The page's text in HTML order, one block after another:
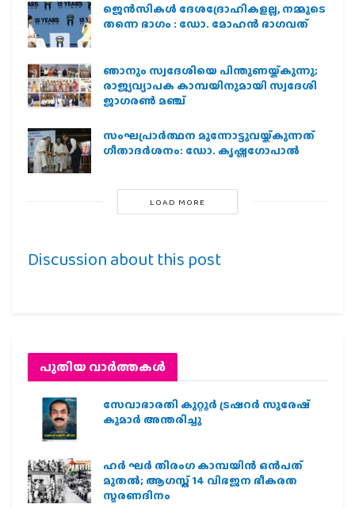
ജെന്‍സികള്‍ ദേശദ്രോഹികളല്ല, നമ്മുടെ
തന്നെ ഭാഗം : ഡോ. മോഹന്‍ ഭാഗവത്
ഞാനും സ്വദേശിയെ പിന്തുണയ്ക്കുന്നു;
രാജ്യവ്യാപക കാമ്പയിനുമായി സ്വദേശി
ജാഗരണ്‍ മഞ്ച്
സംഘപ്രാര്‍ത്ഥന മുന്നോട്ടുവയ്ക്കുന്നത്
ഗീതാദര്‍ശനം: ഡോ. കൃഷ്ണഗോപാല്‍
LOAD MORE
Discussion about this post
പുതിയ വാര്‍ത്തകള്‍
സേവാഭാരതി കുറ്റൂർ ട്രഷറർ സുരേഷ്
കുമാർ അന്തരിച്ചു
ഹര്‍ ഘര്‍ തിരംഗ കാമ്പയിന്‍ ഒന്‍പത്
മുതല്‍; ആഗസ്ത് 14 വിഭജന ഭീകരത
സ്മരണദിനം